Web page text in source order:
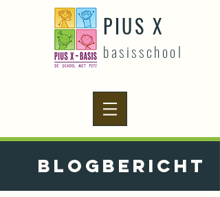
PIUS X
basisschool
Blogbericht